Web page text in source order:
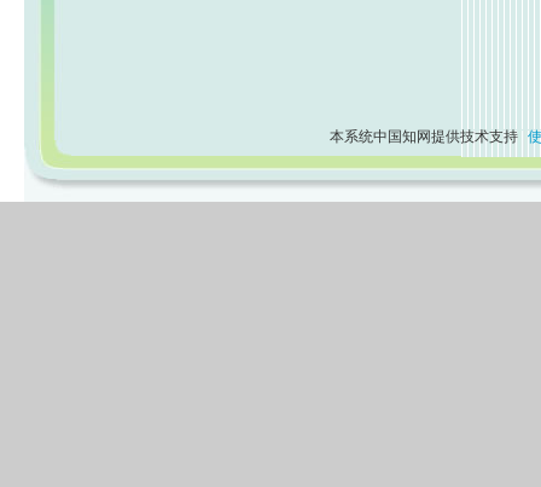
本系统中国知网提供技术支持